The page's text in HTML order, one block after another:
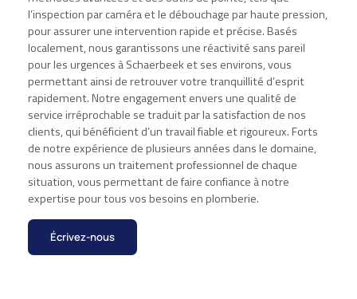
l’inspection par caméra et le débouchage par haute pression,
pour assurer une intervention rapide et précise. Basés
localement, nous garantissons une réactivité sans pareil
pour les urgences à Schaerbeek et ses environs, vous
permettant ainsi de retrouver votre tranquillité d’esprit
rapidement. Notre engagement envers une qualité de
service irréprochable se traduit par la satisfaction de nos
clients, qui bénéficient d’un travail fiable et rigoureux. Forts
de notre expérience de plusieurs années dans le domaine,
nous assurons un traitement professionnel de chaque
situation, vous permettant de faire confiance à notre
expertise pour tous vos besoins en plomberie.
Écrivez-nous